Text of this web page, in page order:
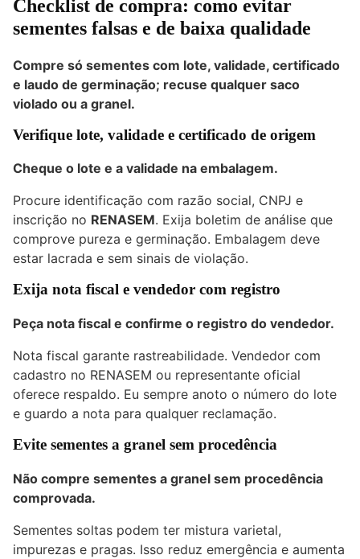
Checklist de compra: como evitar
sementes falsas e de baixa qualidade
Compre só sementes com lote, validade, certificado
e laudo de germinação; recuse qualquer saco
violado ou a granel.
Verifique lote, validade e certificado de origem
Cheque o lote e a validade na embalagem.
Procure identificação com razão social, CNPJ e
inscrição no RENASEM. Exija boletim de análise que
comprove pureza e germinação. Embalagem deve
estar lacrada e sem sinais de violação.
Exija nota fiscal e vendedor com registro
Peça nota fiscal e confirme o registro do vendedor.
Nota fiscal garante rastreabilidade. Vendedor com
cadastro no RENASEM ou representante oficial
oferece respaldo. Eu sempre anoto o número do lote
e guardo a nota para qualquer reclamação.
Evite sementes a granel sem procedência
Não compre sementes a granel sem procedência
comprovada.
Sementes soltas podem ter mistura varietal,
impurezas e pragas. Isso reduz emergência e aumenta